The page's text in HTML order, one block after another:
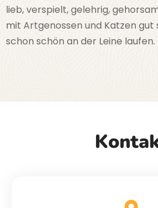
lieb, verspielt, gelehrig,
mit Artgenossen und Katzen gut
schon schön an der Leine laufen.